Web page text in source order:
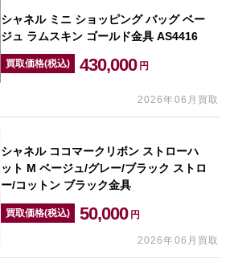
シャネル ミニ ショッピング バッグ ベー
ジュ ラムスキン ゴールド金具 AS4416
買取価格(税込) 430,000 円
2026年06月買取
シャネル ココマークリボン ストローハ
ット M ベージュ/グレー/ブラック ストロ
ー/コットン ブラック金具
買取価格(税込) 50,000 円
2026年06月買取